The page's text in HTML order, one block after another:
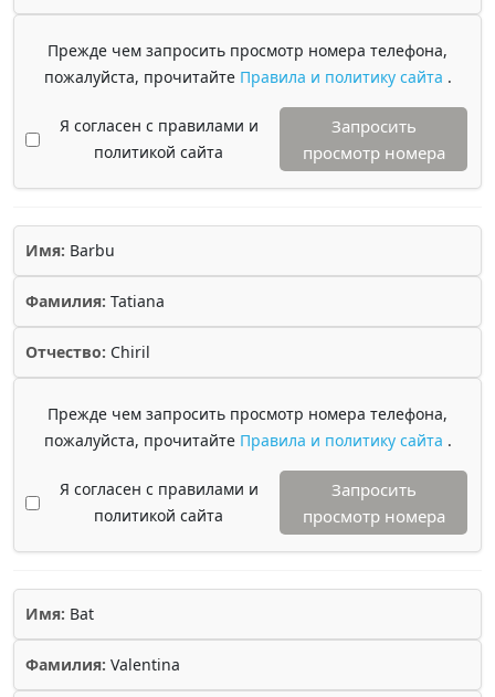
Прежде чем запросить просмотр номера телефона,
пожалуйста, прочитайте Правила и политику сайта .
Я согласен с правилами и
политикой сайта
Запросить
просмотр номера
Имя: Barbu
Фамилия: Tatiana
Отчество: Chiril
Прежде чем запросить просмотр номера телефона,
пожалуйста, прочитайте Правила и политику сайта .
Я согласен с правилами и
политикой сайта
Запросить
просмотр номера
Имя: Bat
Фамилия: Valentina